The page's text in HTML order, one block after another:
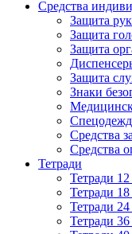
Средства
Защита рук
Защита
Защита
Защита
Знаки
Средства
Средства
Тетради
Тетради 12
Тетради 18
Тетради 24
Тетради 36